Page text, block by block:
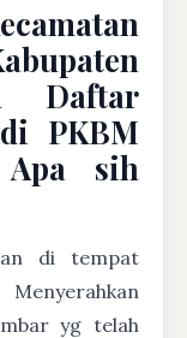
Daftar
PKBM
Apa sih
di tempat
yg telah